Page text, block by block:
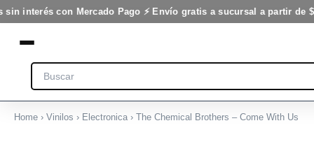
interés con Mercado Pago ⚡ Envío gratis a sucursal a partir de
Ir
al
contenido
Search
Home › Vinilos › Electronica › The Chemical Brothers – Come With Us
With
cantidad